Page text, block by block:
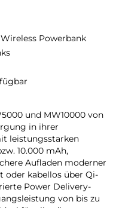
Powerbank
und MW10000 von
in ihrer
leistungsstarken
10.000 mAh,
Aufladen moderner
oder kabellos über Qi-
Power Delivery-
von bis zu
für alle, die